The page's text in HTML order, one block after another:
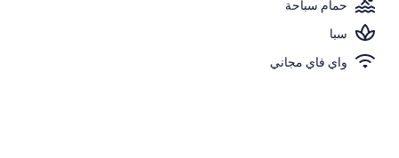
بيضاء، كراسي للتشمس، مناشف للشاطئ
حمام سباحة
سبا
واي فاي مجاني